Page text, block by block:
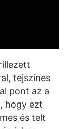
tejszínes
pont az a
hogy ezt
és telt